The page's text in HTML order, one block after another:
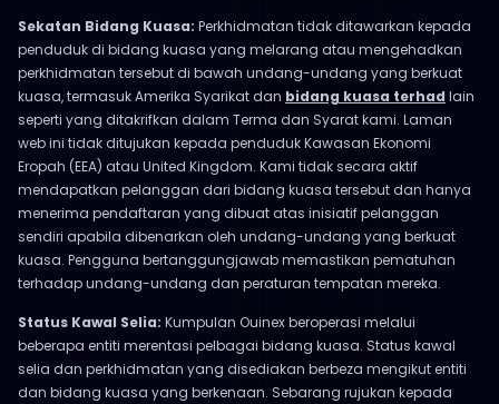
Sekatan Bidang Kuasa: Perkhidmatan tidak ditawarkan kepada
penduduk di bidang kuasa yang melarang atau mengehadkan
perkhidmatan tersebut di bawah undang-undang yang berkuat
kuasa, termasuk Amerika Syarikat dan bidang kuasa terhad lain
seperti yang ditakrifkan dalam Terma dan Syarat kami. Laman
web ini tidak ditujukan kepada penduduk Kawasan Ekonomi
Eropah (EEA) atau United Kingdom. Kami tidak secara aktif
mendapatkan pelanggan dari bidang kuasa tersebut dan hanya
menerima pendaftaran yang dibuat atas inisiatif pelanggan
sendiri apabila dibenarkan oleh undang-undang yang berkuat
kuasa. Pengguna bertanggungjawab memastikan pematuhan
terhadap undang-undang dan peraturan tempatan mereka.
Status Kawal Selia: Kumpulan Ouinex beroperasi melalui
beberapa entiti merentasi pelbagai bidang kuasa. Status kawal
selia dan perkhidmatan yang disediakan berbeza mengikut entiti
dan bidang kuasa yang berkenaan. Sebarang rujukan kepada